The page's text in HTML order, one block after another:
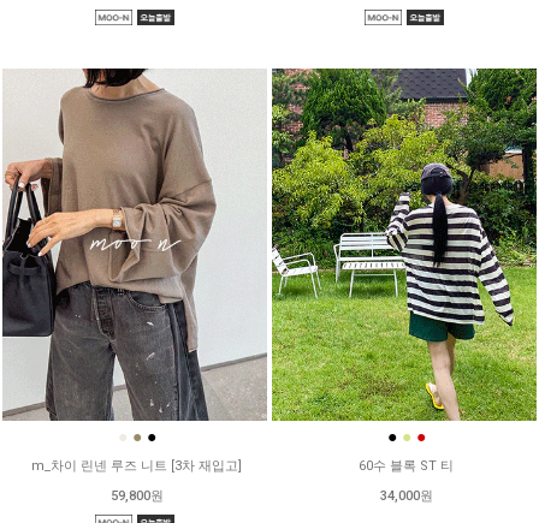
● ● ●
m_차이 린넨 루즈 니트 [3차 재입고]
59,800원
● ● ●
60수 블록 ST 티
34,000원